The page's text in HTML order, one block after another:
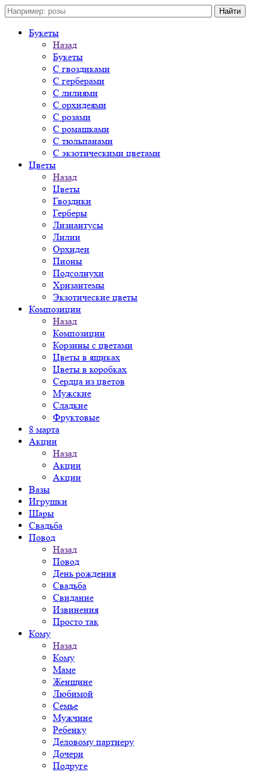
Букеты
Назад
Букеты
С гвоздиками
С герберами
С лилиями
С орхидеями
С розами
С ромашками
С тюльпанами
С экзотическими цветами
Цветы
Назад
Цветы
Гвоздики
Герберы
Лизиантусы
Лилии
Орхидеи
Пионы
Подсолнухи
Хризантемы
Экзотические цветы
Композиции
Назад
Композиции
Корзины с цветами
Цветы в ящиках
Цветы в коробках
Сердца из цветов
Мужские
Сладкие
Фруктовые
8 марта
Акции
Назад
Акции
Акции
Вазы
Игрушки
Шары
Свадьба
Повод
Назад
Повод
День рождения
Свадьба
Свидание
Извинения
Просто так
Кому
Назад
Кому
Маме
Женщине
Любимой
Семье
Мужчине
Ребенку
Деловому партнеру
Дочери
Подруге